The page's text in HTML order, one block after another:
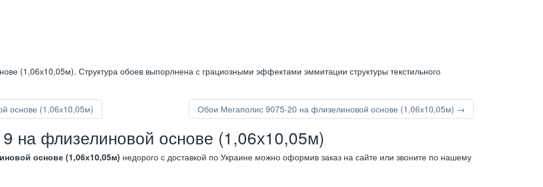
(1,06х10,05м). Структура обоев выпорлнена с грациозными эффектами эммитации структуры текстильного
основе (1,06х10,05м) Обои Мегаполис 9075-20 на флизелиновой основе (1,06х10,05м) →
на флизелиновой основе (1,06х10,05м)
основе (1,06х10,05м) недорого с доставкой по Украине можно оформив заказ на сайте или звоните по нашему